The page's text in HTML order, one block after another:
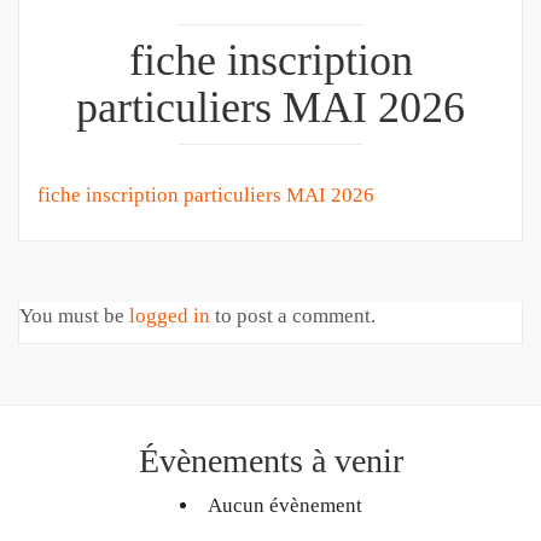
fiche inscription
particuliers MAI 2026
fiche inscription particuliers MAI 2026
You must be logged in to post a comment.
Évènements à venir
Aucun évènement